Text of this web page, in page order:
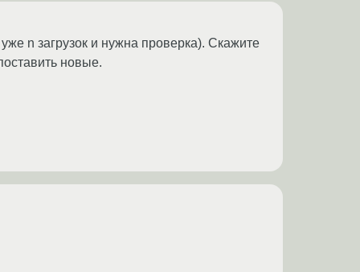
n загрузок и нужна проверка). Скажите
новые.